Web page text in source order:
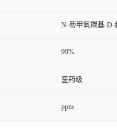
N-芴甲氧羰基-D-
99%
医药级
ppm